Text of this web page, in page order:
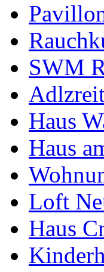
SWM
Haus
Haus
Loft
Haus